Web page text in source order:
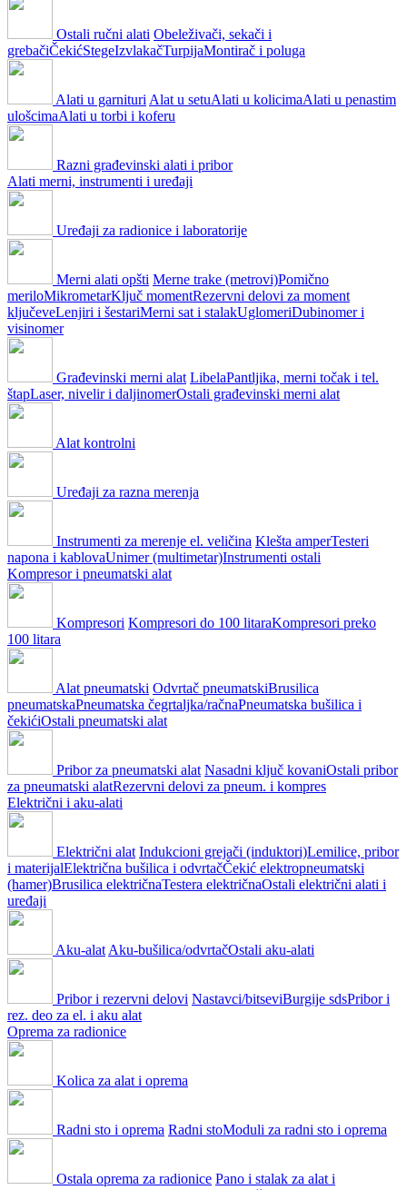
Ostali ručni alati Obeleživači, sekači i
grebačiČekićStegeIzvlakačTurpijaMontirač i poluga
Alati u garnituri Alat u setuAlati u kolicimaAlati u penastim
ulošcimaAlati u torbi i koferu
Razni građevinski alati i pribor
Alati merni, instrumenti i uređaji
Uređaji za radionice i laboratorije
Merni alati opšti Merne trake (metrovi)Pomično
meriloMikrometarKljuč momentRezervni delovi za moment
ključeveLenjiri i šestariMerni sat i stalakUglomeriDubinomer i
visinomer
Građevinski merni alat LibelaPantljika, merni točak i tel.
štapLaser, nivelir i daljinomerOstali građevinski merni alat
Alat kontrolni
Uređaji za razna merenja
Instrumenti za merenje el. veličina Klešta amperTesteri
napona i kablovaUnimer (multimetar)Instrumenti ostali
Kompresor i pneumatski alat
Kompresori Kompresori do 100 litaraKompresori preko
100 litara
Alat pneumatski Odvrtač pneumatskiBrusilica
pneumatskaPneumatska čegrtaljka/račnaPneumatska bušilica i
čekićiOstali pneumatski alat
Pribor za pneumatski alat Nasadni ključ kovaniOstali pribor
za pneumatski alatRezervni delovi za pneum. i kompres
Električni i aku-alati
Električni alat Indukcioni grejači (induktori)Lemilice, pribor
i materijalElektrična bušilica i odvrtačČekić elektropneumatski
(hamer)Brusilica električnaTestera električnaOstali električni alati i
uređaji
Aku-alat Aku-bušilica/odvrtačOstali aku-alati
Pribor i rezervni delovi Nastavci/bitseviBurgije sdsPribor i
rez. deo za el. i aku alat
Oprema za radionice
Kolica za alat i oprema
Radni sto i oprema Radni stoModuli za radni sto i oprema
Ostala oprema za radionice Pano i stalak za alat i